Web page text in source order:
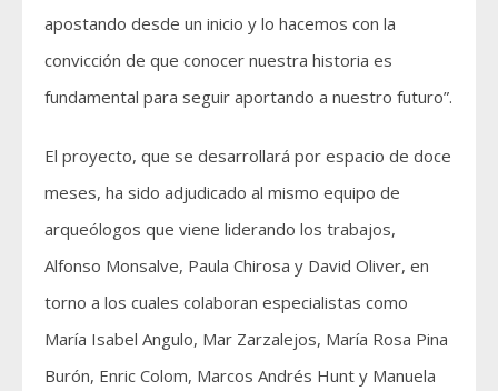
apostando desde un inicio y lo hacemos con la
convicción de que conocer nuestra historia es
fundamental para seguir aportando a nuestro futuro”.
El proyecto, que se desarrollará por espacio de doce
meses, ha sido adjudicado al mismo equipo de
arqueólogos que viene liderando los trabajos,
Alfonso Monsalve, Paula Chirosa y David Oliver, en
torno a los cuales colaboran especialistas como
María Isabel Angulo, Mar Zarzalejos, María Rosa Pina
Burón, Enric Colom, Marcos Andrés Hunt y Manuela